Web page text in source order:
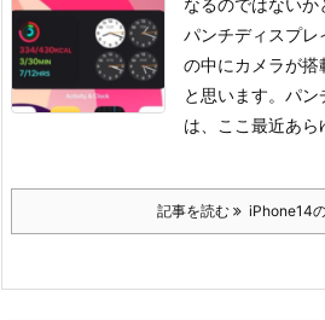
なるのではないか
パンチディスプレ
の中にカメラが
と思います。 パン
は、ここ最近あら
記事を読む iPhone14